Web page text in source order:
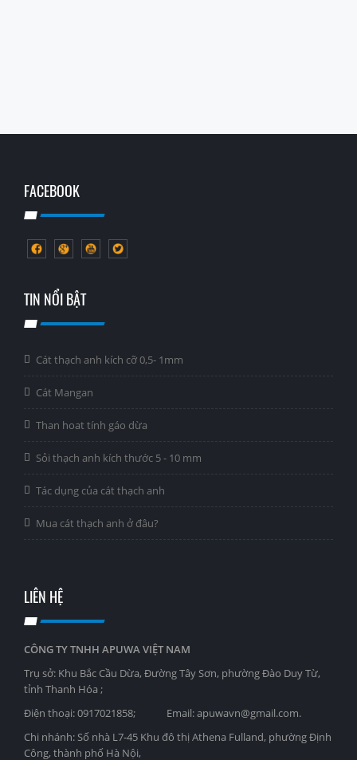
FACEBOOK
TIN NỔI BẬT
Cát thạch anh kích cỡ 0,5- 1mm
Cát Mangan
Than hoat tính gáo dừa
Sỏi thạch anh kích thước 5 - 10 mm
Tác dụng của cát thạch anh
Mua cát thạch anh ở đâu?
LIÊN HỆ
CÔNG TY TNHH APUWA VIỆT NAM
Trụ sở: Khu Bắc Cầu Dừa, Đường Tây Sơn, phường Đào Duy Từ,
tỉnh Thanh Hóa ;
Điện thoại: 0917021858; Email: apuwavn@gmail.com.
Chi nhánh: Số nhà L7-45 Khu đô thị Athena Fulland, phường Định
Công, thành phố Hà Nội,